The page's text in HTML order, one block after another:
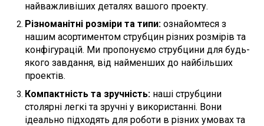
найважливіших деталях вашого проекту.
Різноманітні розміри та типи: ознайомтеся з
нашим асортиментом струбцин різних розмірів та
конфігурацій. Ми пропонуємо струбцини для будь-
якого завдання, від найменших до найбільших
проектів.
Компактність та зручність: наші струбцини
столярні легкі та зручні у використанні. Вони
ідеально підходять для роботи в різних умовах та